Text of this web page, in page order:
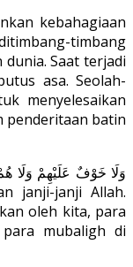
kebahagiaan
timbang
Saat terjadi
asa. Seolah-
menyelesaikan
penderitaan batin
oleh kita, para
mubaligh di